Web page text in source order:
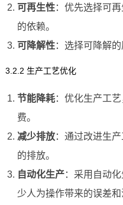
可再生性：优先选择可
的依赖。
可降解性：选择可降解的
3.2.2 生产工艺优化
节能降耗：优化生产工
费。
减少排放：通过改进生
的排放。
自动化生产：采用自动
少人为操作带来的误差和